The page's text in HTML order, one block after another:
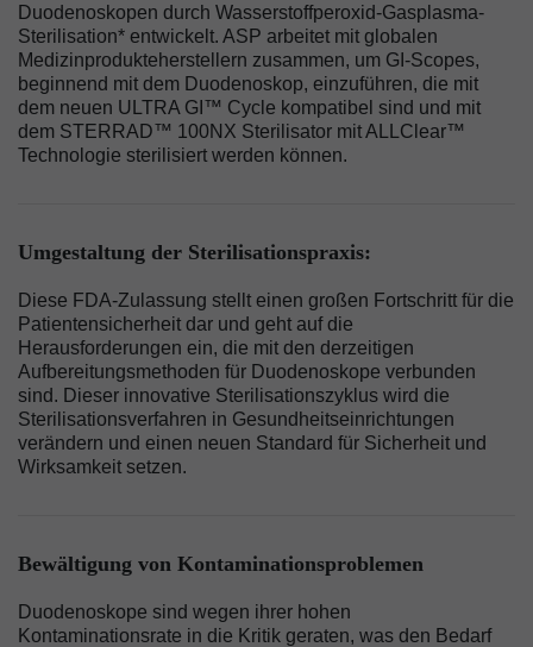
Duodenoskopen durch Wasserstoffperoxid-Gasplasma-
Sterilisation* entwickelt. ASP arbeitet mit globalen
Medizinprodukteherstellern zusammen, um GI-Scopes,
beginnend mit dem Duodenoskop, einzuführen, die mit
dem neuen ULTRA GI™ Cycle kompatibel sind und mit
dem STERRAD™ 100NX Sterilisator mit ALLClear™
Technologie sterilisiert werden können.
Umgestaltung der Sterilisationspraxis:
Diese FDA-Zulassung stellt einen großen Fortschritt für die
Patientensicherheit dar und geht auf die
Herausforderungen ein, die mit den derzeitigen
Aufbereitungsmethoden für Duodenoskope verbunden
sind. Dieser innovative Sterilisationszyklus wird die
Sterilisationsverfahren in Gesundheitseinrichtungen
verändern und einen neuen Standard für Sicherheit und
Wirksamkeit setzen.
Bewältigung von Kontaminationsproblemen
Duodenoskope sind wegen ihrer hohen
Kontaminationsrate in die Kritik geraten, was den Bedarf